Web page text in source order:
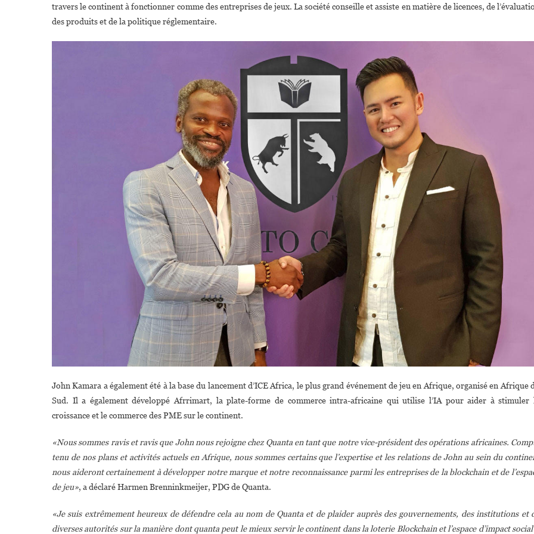
travers le continent à fonctionner comme des entreprises de jeux. La société conseille et assiste en matière de licences, de
des produits et de la politique réglementaire.
John Kamara a également été à la base du lancement d’ICE Africa, le plus grand événement de jeu en Afrique, organisé en Afrique
Sud. Il a également développé Afrrimart, la plate-forme de commerce intra-africaine qui utilise l’IA pour aider à stimuler
croissance et le commerce des PME sur le continent.
«Nous sommes ravis et ravis que John nous rejoigne chez Quanta en tant que notre vice-président des opérations africaines.
tenu de nos plans et activités actuels en Afrique, nous sommes certains que l’expertise et les relations de John au sein du
nous aideront certainement à développer notre marque et notre reconnaissance parmi les entreprises de la blockchain et de
de jeu», a déclaré Harmen Brenninkmeijer, PDG de Quanta.
«Je suis extrêmement heureux de défendre cela au nom de Quanta et de plaider auprès des gouvernements, des institutions et
diverses autorités sur la manière dont quanta peut le mieux servir le continent dans la loterie Blockchain et l’espace d’impact